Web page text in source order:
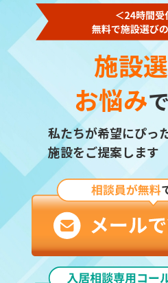
施設
お悩み
私たちが希望にぴっ
施設をご提案します